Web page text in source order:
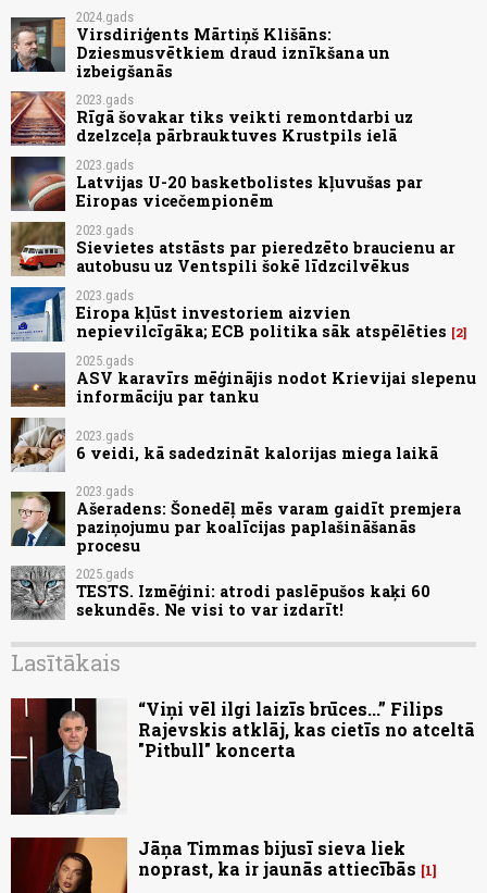
2024.gads
Virsdiriģents Mārtiņš Klišāns:
Dziesmusvētkiem draud iznīkšana un
izbeigšanās
2023.gads
Rīgā šovakar tiks veikti remontdarbi uz
dzelzceļa pārbrauktuves Krustpils ielā
2023.gads
Latvijas U-20 basketbolistes kļuvušas par
Eiropas vicečempionēm
2023.gads
Sievietes atstāsts par pieredzēto braucienu ar
autobusu uz Ventspili šokē līdzcilvēkus
2023.gads
Eiropa kļūst investoriem aizvien
nepievilcīgāka; ECB politika sāk atspēlēties
2
2025.gads
ASV karavīrs mēģinājis nodot Krievijai slepenu
informāciju par tanku
2023.gads
6 veidi, kā sadedzināt kalorijas miega laikā
2023.gads
Ašeradens: Šonedēļ mēs varam gaidīt premjera
paziņojumu par koalīcijas paplašināšanās
procesu
2025.gads
TESTS. Izmēģini: atrodi paslēpušos kaķi 60
sekundēs. Ne visi to var izdarīt!
Lasītākais
“Viņi vēl ilgi laizīs brūces...” Filips
Rajevskis atklāj, kas cietīs no atceltā
"Pitbull" koncerta
Jāņa Timmas bijusī sieva liek
noprast, ka ir jaunās attiecībās
1